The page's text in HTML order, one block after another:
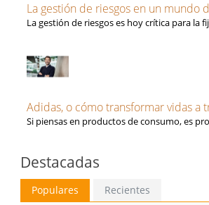
La gestión de riesgos en un mundo
La gestión de riesgos es hoy crítica para la
Adidas, o cómo transformar vidas a
Si piensas en productos de consumo, es
Destacadas
Populares Recientes